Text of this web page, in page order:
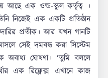
আছে এক ওল্ড-স্কুল কর্তৃত্ব ।
নিজেই এক একটি প্রতিষ্ঠান
প্রতীক। আর যখন গানটি
সেই দমবন্ধ করা সিস্টেম
ঘোষণা। ‘তুমি বললে
এক রিফ্লেক্স এখানে কাজ